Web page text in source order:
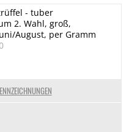
- tuber
2. Wahl, groß,
August, per Gramm